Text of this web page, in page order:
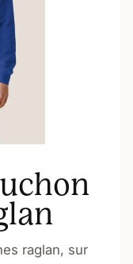
raglan, sur